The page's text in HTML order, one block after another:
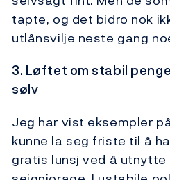
tapte, og det bidro nok
utlånsvilje neste gang
3. Løftet om stabil
sølv
Jeg har vist eksempler
kunne la seg friste til å
gratis lunsj ved å